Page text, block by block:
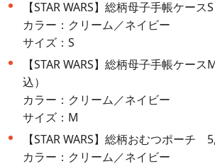
【STAR WARS】総柄母子手帳ケー
カラー：クリーム／ネイビー
サイズ：S
【STAR WARS】総柄母子手帳ケー
込）
カラー：クリーム／ネイビー
サイズ：M
【STAR WARS】総柄おむつポーチ
カラー：クリーム／ネイビー